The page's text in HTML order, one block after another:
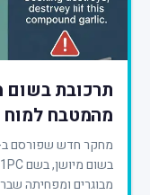
תרכובת בשום
מהמטבח למוח
מבוגרים ומפחיתה